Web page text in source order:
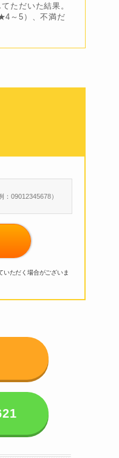
ただいた結果。
～5）、不満だ
ただく場合がございま